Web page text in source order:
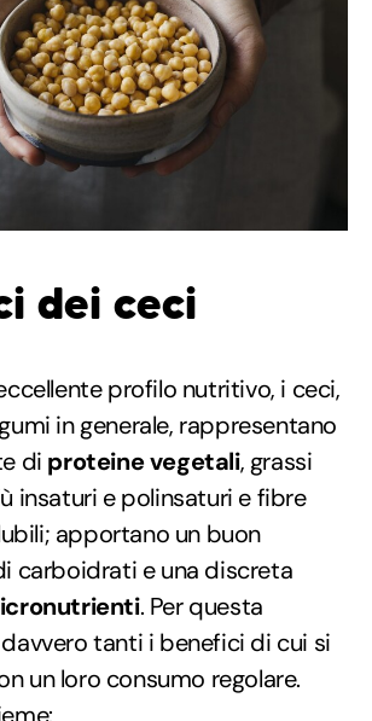
dei ceci
profilo nutritivo, i ceci,
in generale, rappresentano
di proteine vegetali, grassi
insaturi e polinsaturi e fibre
apportano un buon
carboidrati e una discreta
. Per questa
tanti i benefici di cui si
un loro consumo regolare.